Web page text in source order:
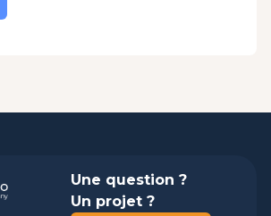
Une question ?
Un projet ?